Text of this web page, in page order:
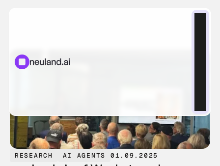
RESEARCH AI AGENTS 01.09.2025